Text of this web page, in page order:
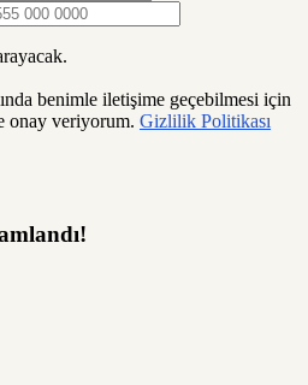
benimle iletişime geçebilmesi için
onay veriyorum. Gizlilik Politikası